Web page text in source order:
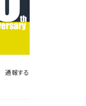
通報する